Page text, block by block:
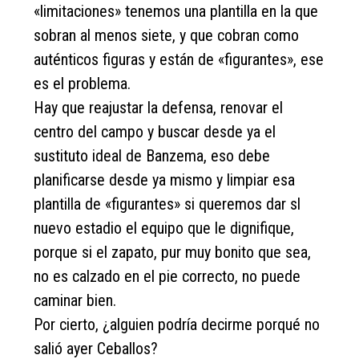
«limitaciones» tenemos una plantilla en la que
sobran al menos siete, y que cobran como
auténticos figuras y están de «figurantes», ese
es el problema.
Hay que reajustar la defensa, renovar el
centro del campo y buscar desde ya el
sustituto ideal de Banzema, eso debe
planificarse desde ya mismo y limpiar esa
plantilla de «figurantes» si queremos dar sl
nuevo estadio el equipo que le dignifique,
porque si el zapato, pur muy bonito que sea,
no es calzado en el pie correcto, no puede
caminar bien.
Por cierto, ¿alguien podría decirme porqué no
salió ayer Ceballos?